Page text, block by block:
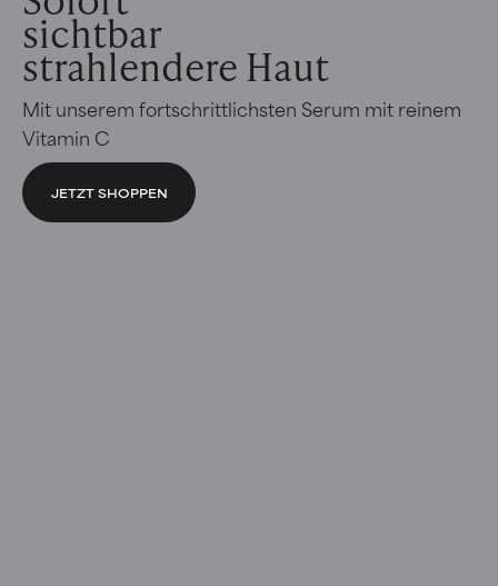
sichtbar
strahlendere Haut
Mit unserem fortschrittlichsten Serum mit reinem
Vitamin C
JETZT SHOPPEN